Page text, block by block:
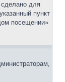
для
пункт
посещении»